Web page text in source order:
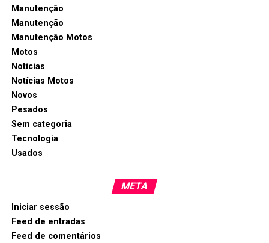
Manutenção
Manutenção
Manutenção Motos
Motos
Notícias
Notícias Motos
Novos
Pesados
Sem categoria
Tecnologia
Usados
META
Iniciar sessão
Feed de entradas
Feed de comentários